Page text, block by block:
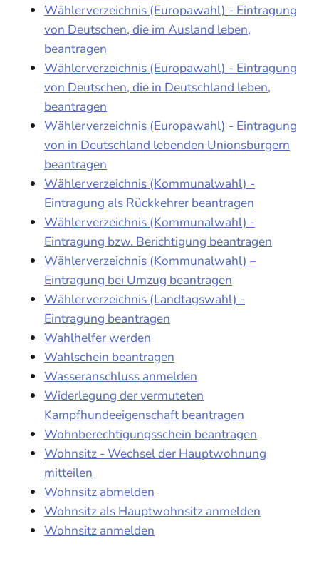
Wählerverzeichnis (Europawahl) - Eintragung
von Deutschen, die im Ausland leben,
beantragen
Wählerverzeichnis (Europawahl) - Eintragung
von Deutschen, die in Deutschland leben,
beantragen
Wählerverzeichnis (Europawahl) - Eintragung
von in Deutschland lebenden Unionsbürgern
beantragen
Wählerverzeichnis (Kommunalwahl) -
Eintragung als Rückkehrer beantragen
Wählerverzeichnis (Kommunalwahl) -
Eintragung bzw. Berichtigung beantragen
Wählerverzeichnis (Kommunalwahl) –
Eintragung bei Umzug beantragen
Wählerverzeichnis (Landtagswahl) -
Eintragung beantragen
Wahlhelfer werden
Wahlschein beantragen
Wasseranschluss anmelden
Widerlegung der vermuteten
Kampfhundeeigenschaft beantragen
Wohnberechtigungsschein beantragen
Wohnsitz - Wechsel der Hauptwohnung
mitteilen
Wohnsitz abmelden
Wohnsitz als Hauptwohnsitz anmelden
Wohnsitz anmelden